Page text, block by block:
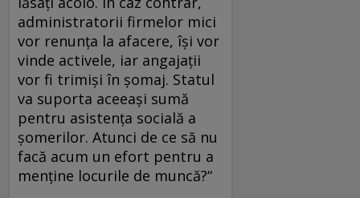
administratorii firmelor mici
vor renunța la afacere, își vor
vinde activele, iar angajații
vor fi trimiși în șomaj. Statul
va suporta aceeași sumă
pentru asistența socială a
șomerilor. Atunci de ce să nu
facă acum un efort pentru a
menține locurile de muncă?“